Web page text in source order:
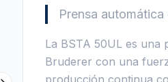
Prensa
La BSTA 50UL es una
Bruderer con una
producción continua